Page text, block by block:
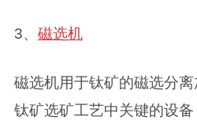
3、 磁选机
磁选机用于钛矿的磁选分
钛矿选矿工艺中关键的设